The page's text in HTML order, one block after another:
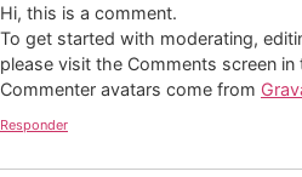
Hi, this is a comment.
To get started with moderating,
please visit the Comments screen
Commenter avatars come from
Responder